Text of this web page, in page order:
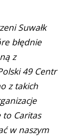
Suwałk
błędnie
z
49 Centr
z takich
to Caritas
w naszym